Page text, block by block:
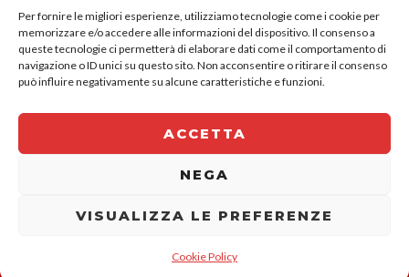
Per fornire le migliori esperienze, utilizziamo tecnologie come i cookie per
memorizzare e/o accedere alle informazioni del dispositivo. Il consenso a
queste tecnologie ci permetterà di elaborare dati come il comportamento di
navigazione o ID unici su questo sito. Non acconsentire o ritirare il consenso
può influire negativamente su alcune caratteristiche e funzioni.
ACCETTA
NEGA
VISUALIZZA LE PREFERENZE
Cookie Policy
Inserisci
i
caratteri
richiesti.
20136 Milano
Sede operativa:Via Puccini, 81
20059 Casarile MI
Privacy Policy
Cookie Policy
rea: MI484375
L
i